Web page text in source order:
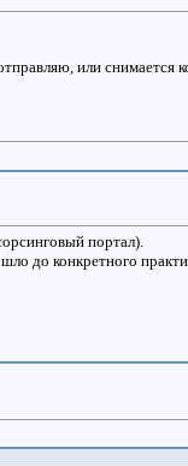
или
портал).
до конкретного